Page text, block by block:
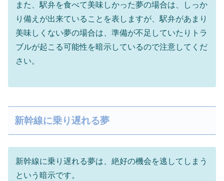
また、駅弁を食べて美味しかった夢の場合は、しっか
り備えが出来ていることを表しますが、駅弁があまり
美味しくない夢の場合は、準備が不足していたりトラ
ブルが起こる可能性を暗示しているので注意してくだ
さい。
新幹線に乗り遅れる夢
新幹線に乗り遅れる夢は、絶好の機会を逃してしまう
という暗示です。